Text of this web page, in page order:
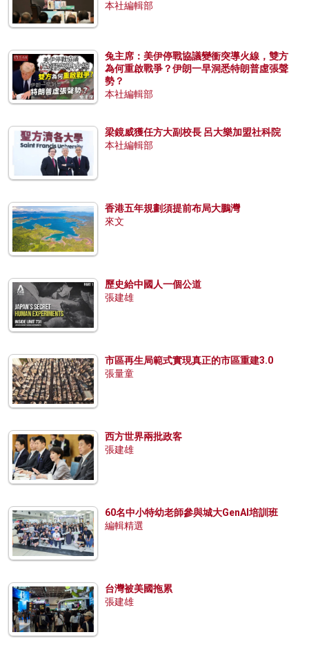
本社編輯部
兔主席：美伊停戰協議變衝突導火線，雙方
為何重啟戰爭？伊朗一早洞悉特朗普虛張聲
勢？
本社編輯部
梁鏡威獲任方大副校長 呂大樂加盟社科院
本社編輯部
香港五年規劃須提前布局大鵬灣
來文
歷史給中國人一個公道
張建雄
市區再生局範式實現真正的市區重建3.0
張量童
西方世界兩批政客
張建雄
60名中小特幼老師參與城大GenAI培訓班
編輯精選
台灣被美國拖累
張建雄